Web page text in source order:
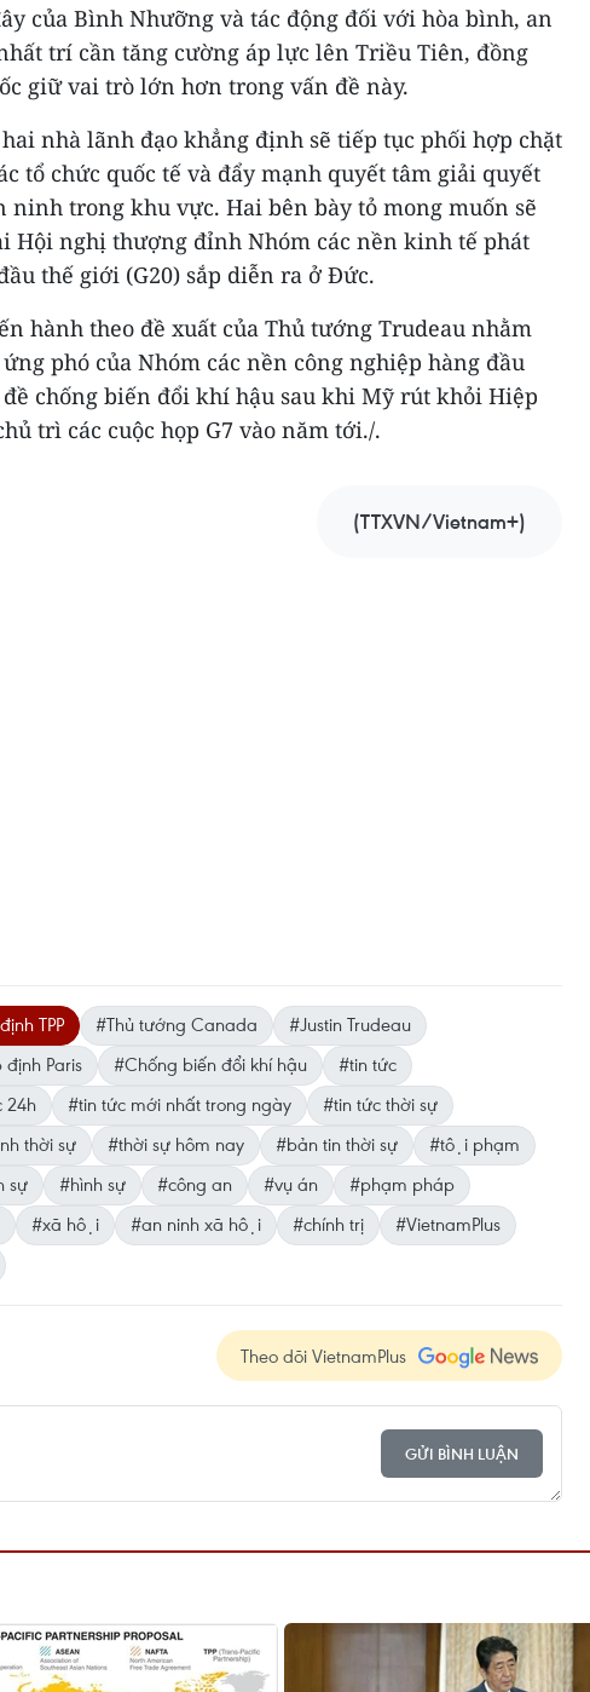
của Bình Nhưỡng và tác động đối với hòa bình, an
trí cần tăng cường áp lực lên Triều Tiên, đồng
giữ vai trò lớn hơn trong vấn đề này.
nhà lãnh đạo khẳng định sẽ tiếp tục phối hợp chặt
tổ chức quốc tế và đẩy mạnh quyết tâm giải quyết
ninh trong khu vực. Hai bên bày tỏ mong muốn sẽ
Hội nghị thượng đỉnh Nhóm các nền kinh tế phát
thế giới (G20) sắp diễn ra ở Đức.
hành theo đề xuất của Thủ tướng Trudeau nhằm
phó của Nhóm các nền công nghiệp hàng đầu
chống biến đổi khí hậu sau khi Mỹ rút khỏi Hiệp
trì các cuộc họp G7 vào năm tới./.
(TTXVN/Vietnam+)
TPP #Thủ tướng Canada
#Justin Trudeau
định Paris #Chống biến đổi khí hậu
#tin tức
24h #tin tức mới nhất trong ngày
#tin tức thời sự
thời sự #thời sự hôm nay #bản tin thời sự
#tội phạm
sự #hình sự #công an #vụ án
#phạm pháp
#xã hội #an ninh xã hội #chính trị
#VietnamPlus
Theo dõi VietnamPlus
GỬI BÌNH LUẬN